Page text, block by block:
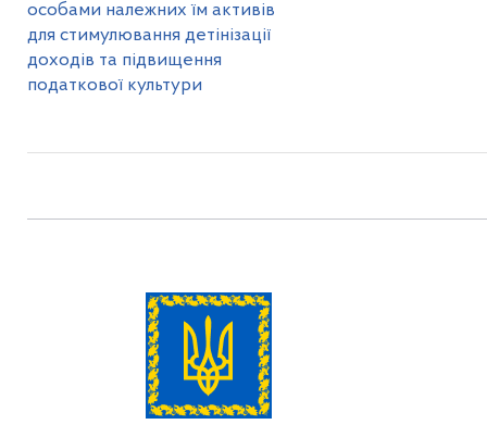
особами належних їм активів
для стимулювання детінізації
доходів та підвищення
податкової культури